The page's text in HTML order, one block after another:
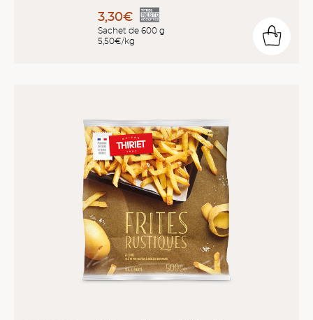
3,30€
Sachet de 600 g
5,50€/kg